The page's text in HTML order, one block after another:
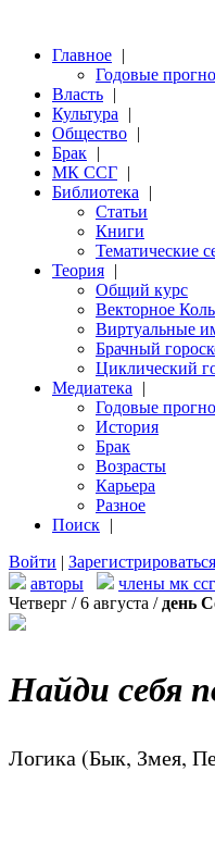
Главное |
Годовые
Власть |
Культура
|
Общество |
Брак |
МК ССГ |
Библиотека
|
Статьи
Книги
Тематические
Теория |
Общий курс
Векторное
Виртуальные
Брачный
Циклический
Медиатека
|
Годовые
История
Брак
Возрасты
Карьера
Разное
Поиск |
Войти | Зарегистрироваться
авторы
члены мк ссг
Четверг / 6 августа / день
Найди себя
Логика (Бык, Змея,